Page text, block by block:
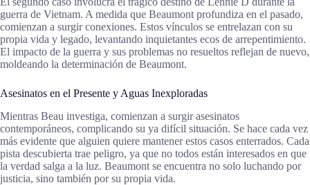
guerra de Vietnam. A medida que Beaumont profundiza en el pasado,
comienzan a surgir conexiones. Estos vínculos se entrelazan con su
propia vida y legado, levantando inquietantes ecos de arrepentimiento.
El impacto de la guerra y sus problemas no resueltos reflejan de nuevo,
moldeando la determinación de Beaumont.
Asesinatos en el Presente y Aguas Inexploradas
Mientras Beau investiga, comienzan a surgir asesinatos
contemporáneos, complicando su ya difícil situación. Se hace cada vez
más evidente que alguien quiere mantener estos casos enterrados. Cada
pista descubierta trae peligro, ya que no todos están interesados en que
la verdad salga a la luz. Beaumont se encuentra no solo luchando por
justicia, sino también por su propia vida.